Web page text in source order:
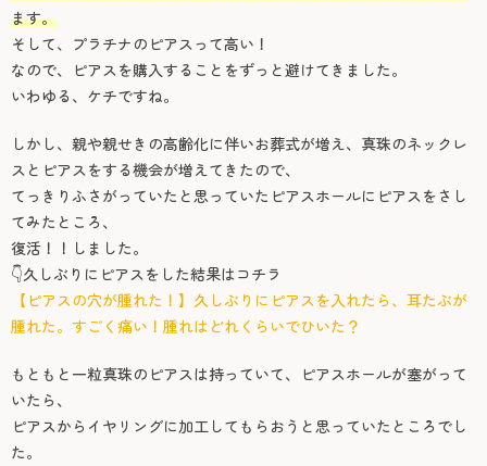
ます。
そして、プラチナのピアスって高い！
なので、ピアスを購入することをずっと避けてきました。
いわゆる、ケチですね。
しかし、親や親せきの高齢化に伴いお葬式が増え、真珠のネックレ
スとピアスをする機会が増えてきたので、
てっきりふさがっていたと思っていたピアスホールにピアスをさし
てみたところ、
復活！！しました。
👇久しぶりにピアスをした結果はコチラ
【ピアスの穴が腫れた！】久しぶりにピアスを入れたら、耳たぶが
腫れた。すごく痛い！腫れはどれくらいでひいた？
もともと一粒真珠のピアスは持っていて、ピアスホールが塞がって
いたら、
ピアスからイヤリングに加工してもらおうと思っていたところでし
た。